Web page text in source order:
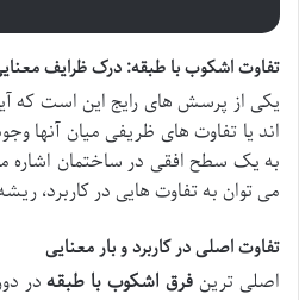
تفاوت اشکوب با طبقه: درک ظرایف
یکی از پرسش های رایج این است که
اند یا تفاوت های ظریفی میان آنها
به یک سطح افقی در ساختمان اشاره
می توان به تفاوت هایی در کاربرد،
تفاوت اصلی در کاربرد و بار معنایی
اصلی ترینفرق اشکوب با طبقهدر